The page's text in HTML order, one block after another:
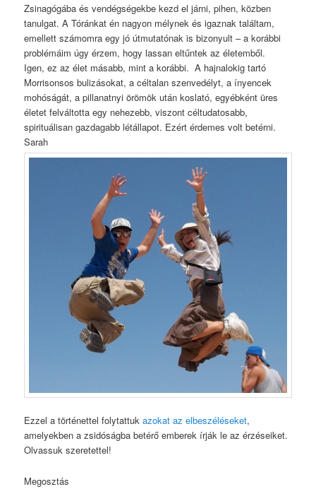
Zsinagógába és vendégségekbe kezd el járni, pihen, közben
tanulgat. A Tóránkat én nagyon mélynek és igaznak találtam,
emellett számomra egy jó útmutatónak is bizonyult – a korábbi
problémáim úgy érzem, hogy lassan eltűntek az életemből.
Igen, ez az élet másabb, mint a korábbi. A hajnalokig tartó
Morrisonsos bulizásokat, a céltalan szenvedélyt, a ínyencek
mohóságát, a pillanatnyi örömök után koslató, egyébként üres
életet felváltotta egy nehezebb, viszont céltudatosabb,
spirituálisan gazdagabb létállapot. Ezért érdemes volt betérni.
Sarah
Ezzel a történettel folytattukazokat az elbeszéléseket,
amelyekben a zsidóságba betérő emberek írják le az érzéseiket.
Olvassuk szeretettel!
Megosztás